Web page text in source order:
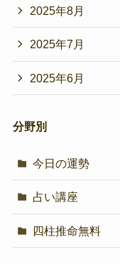
2025年8月
2025年7月
2025年6月
分野別
今日の運勢
占い講座
四柱推命無料